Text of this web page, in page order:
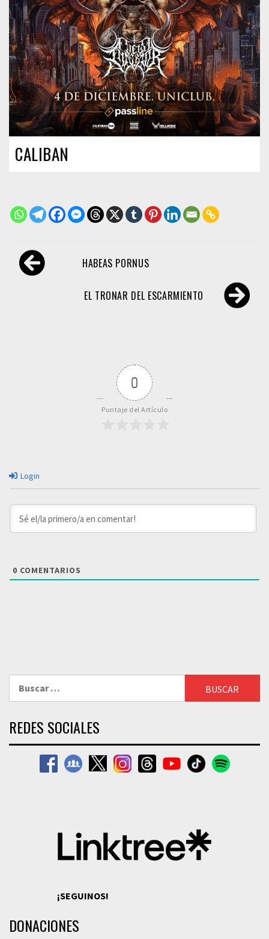
CALIBAN
Navegación
de HABEAS PORNUS
EL TRONAR DEL ESCARMIENTO
0
Puntaje del Artículo
Login
0 COMENTARIOS
REDES SOCIALES
¡SEGUINOS!
DONACIONES